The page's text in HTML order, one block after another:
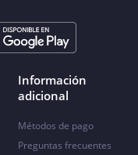
Información
adicional
Métodos de pago
Preguntas frecuentes